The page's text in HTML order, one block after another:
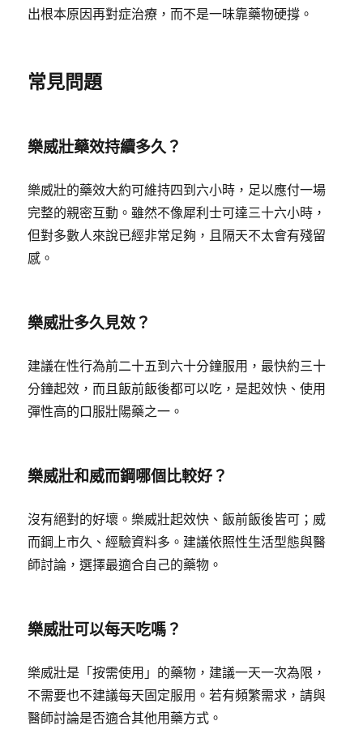
出根本原因再對症治療，而不是一味靠藥物硬撐。
常見問題
樂威壯藥效持續多久？
樂威壯的藥效大約可維持四到六小時，足以應付一場
完整的親密互動。雖然不像犀利士可達三十六小時，
但對多數人來說已經非常足夠，且隔天不太會有殘留
感。
樂威壯多久見效？
建議在性行為前二十五到六十分鐘服用，最快約三十
分鐘起效，而且飯前飯後都可以吃，是起效快、使用
彈性高的口服壯陽藥之一。
樂威壯和威而鋼哪個比較好？
沒有絕對的好壞。樂威壯起效快、飯前飯後皆可；威
而鋼上市久、經驗資料多。建議依照性生活型態與醫
師討論，選擇最適合自己的藥物。
樂威壯可以每天吃嗎？
樂威壯是「按需使用」的藥物，建議一天一次為限，
不需要也不建議每天固定服用。若有頻繁需求，請與
醫師討論是否適合其他用藥方式。